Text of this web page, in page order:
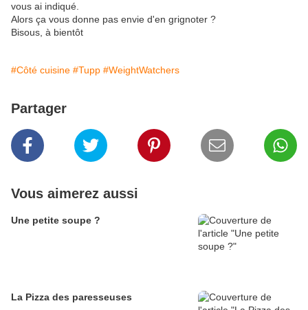
vous ai indiqué.
Alors ça vous donne pas envie d'en grignoter ?
Bisous, à bientôt
#Côté cuisine #Tupp #WeightWatchers
Partager
Vous aimerez aussi
Une petite soupe ?
La Pizza des paresseuses